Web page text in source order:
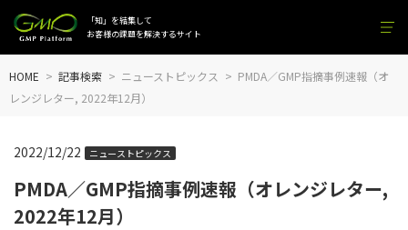
「知」を結集して
お客様の課題を解決するサイト
HOME 記事検索 ニューストピックス
PMDA／GMP指摘事例速報（オ
レンジレター, 2022年12月）
PMDA／GMP指摘事例速報（オレンジレター,
2022年12月）
2022/12/22 ニューストピックス